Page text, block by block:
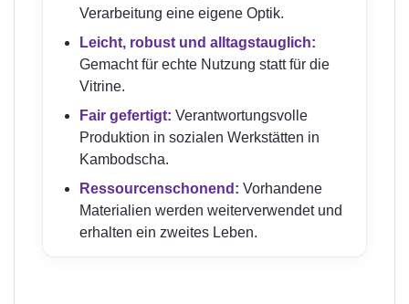
Verarbeitung eine eigene Optik.
Leicht, robust und alltagstauglich:
Gemacht für echte Nutzung statt für die
Vitrine.
Fair gefertigt: Verantwortungsvolle
Produktion in sozialen Werkstätten in
Kambodscha.
Ressourcenschonend: Vorhandene
Materialien werden weiterverwendet und
erhalten ein zweites Leben.